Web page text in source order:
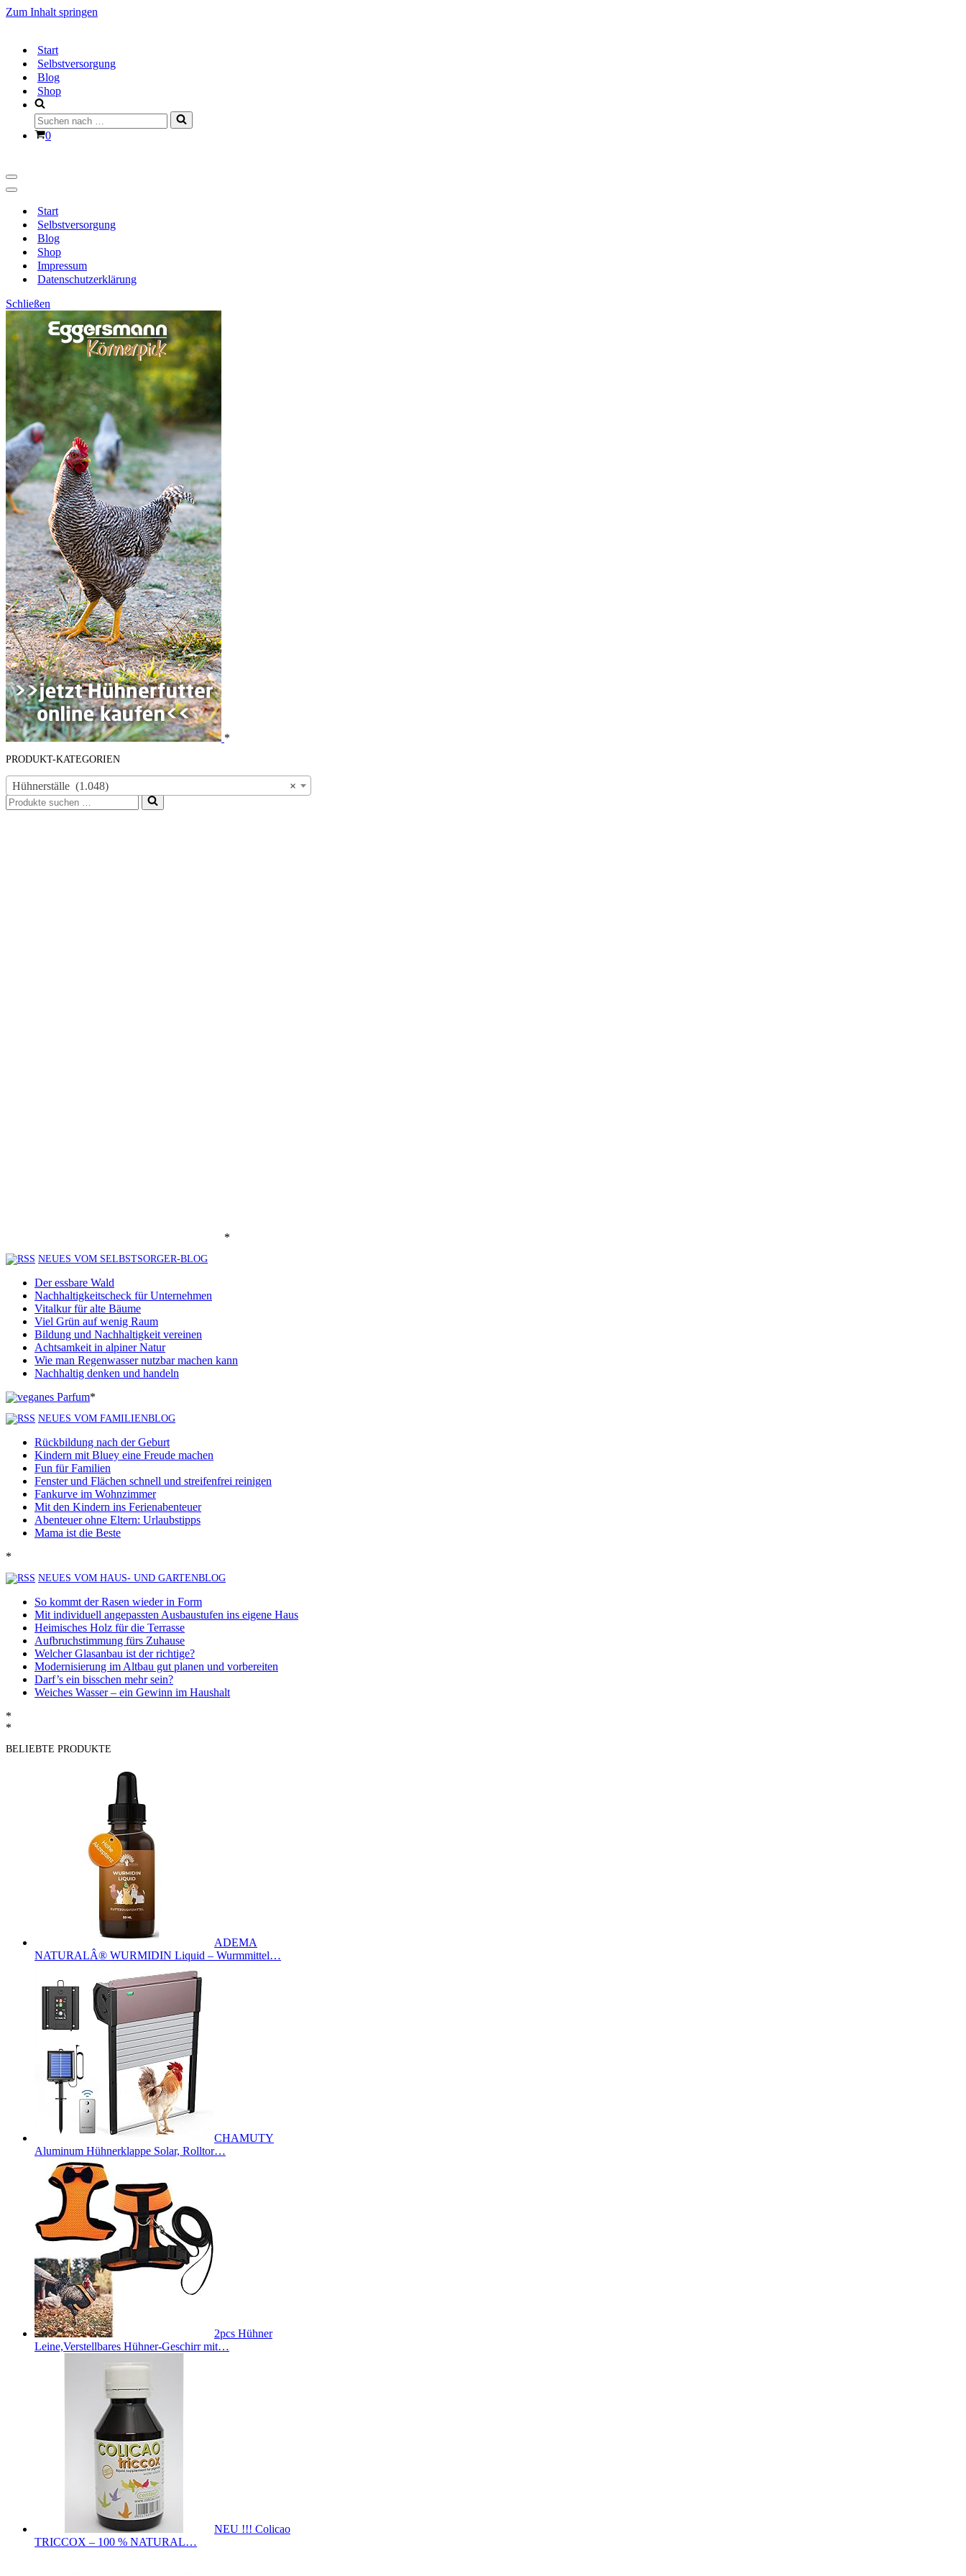
Zum Inhalt springen
Start
Selbstversorgung
Blog
Shop
Suchen
nach …
Warenkorb
0
Navigationsmenü
Navigationsmenü
Start
Selbstversorgung
Blog
Shop
Impressum
Datenschutzerklärung
Schließen
*
PRODUKT-KATEGORIEN
×
Hühnerställe (1.048)
Suchen
nach …
*
NEUES VOM SELBSTSORGER-BLOG
Der essbare Wald
Nachhaltigkeitscheck für Unternehmen
Vitalkur für alte Bäume
Viel Grün auf wenig Raum
Bildung und Nachhaltigkeit vereinen
Achtsamkeit in alpiner Natur
Wie man Regenwasser nutzbar machen kann
Nachhaltig denken und handeln
*
NEUES VOM FAMILIENBLOG
Rückbildung nach der Geburt
Kindern mit Bluey eine Freude machen
Fun für Familien
Fenster und Flächen schnell und streifenfrei reinigen
Fankurve im Wohnzimmer
Mit den Kindern ins Ferienabenteuer
Abenteuer ohne Eltern: Urlaubstipps
Mama ist die Beste
*
NEUES VOM HAUS- UND GARTENBLOG
So kommt der Rasen wieder in Form
Mit individuell angepassten Ausbaustufen ins eigene Haus
Heimisches Holz für die Terrasse
Aufbruchstimmung fürs Zuhause
Welcher Glasanbau ist der richtige?
Modernisierung im Altbau gut planen und vorbereiten
Darf’s ein bisschen mehr sein?
Weiches Wasser – ein Gewinn im Haushalt
*
*
BELIEBTE PRODUKTE
ADEMA
NATURALÂ® WURMIDIN Liquid – Wurmmittel…
CHAMUTY
Aluminum Hühnerklappe Solar, Rolltor…
2pcs Hühner
Leine,Verstellbares Hühner-Geschirr mit…
NEU !!! Colicao
TRICCOX – 100 % NATURAL…